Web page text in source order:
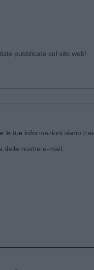
pubblicate sul sito web!
le tue informazioni siano
delle nostre e-mail.